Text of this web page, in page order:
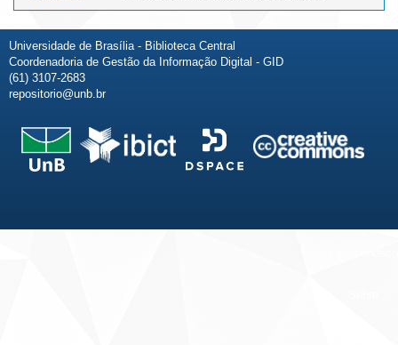
Universidade de Brasília - Biblioteca Central
Coordenadoria de Gestão da Informação Digital - GID
(61) 3107-2683
repositorio@unb.br